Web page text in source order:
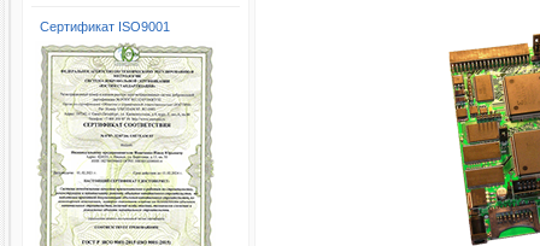
Сертификат ISO9001